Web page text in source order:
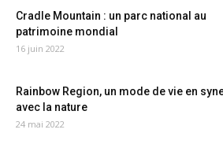
Cradle Mountain : un parc national au
patrimoine mondial
16 juin 2022
Rainbow Region, un mode de vie en
avec la nature
24 mai 2022